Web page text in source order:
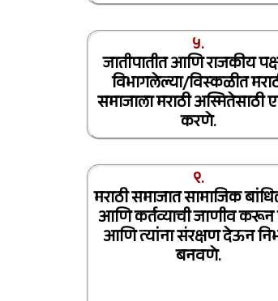
५.
जातीपातीत आणि राजकीय
विभागलेल्या/विस्कळीत
समाजाला मराठी अस्मितेसाठी
करणे.
९.
मराठी समाजात सामाजिक
आणि कर्तव्याची जाणीव
आणि त्यांना संरक्षण देऊन
बनवणे.